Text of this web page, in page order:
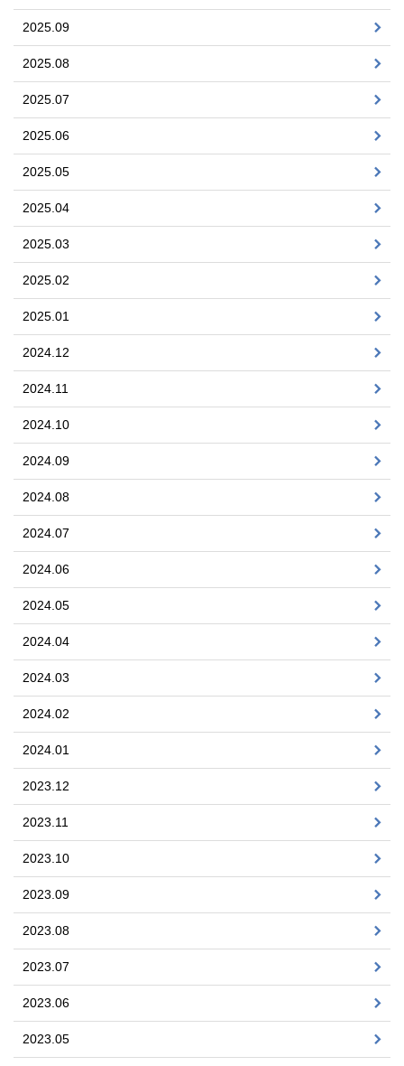
2025.09
2025.08
2025.07
2025.06
2025.05
2025.04
2025.03
2025.02
2025.01
2024.12
2024.11
2024.10
2024.09
2024.08
2024.07
2024.06
2024.05
2024.04
2024.03
2024.02
2024.01
2023.12
2023.11
2023.10
2023.09
2023.08
2023.07
2023.06
2023.05